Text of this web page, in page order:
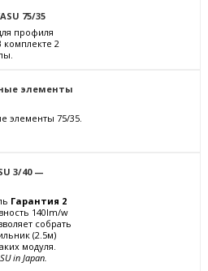
75/35
профиля
комплекте 2
элементы
элементы 75/35.
3/40 —
Гарантия 2
140lm/w
собрать
(2.5м)
модуля.
in Japan.